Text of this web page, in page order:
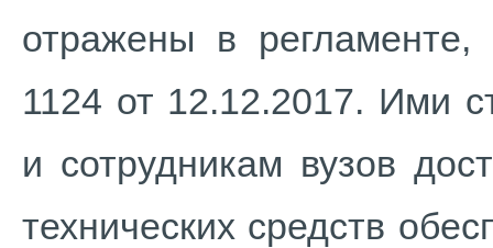
отражены в
1124 от 12.12.2017. Ими
и сотрудникам вузов
технических средств